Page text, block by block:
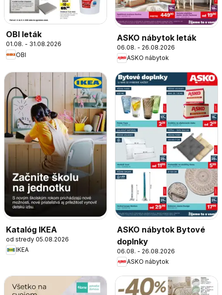
OBI leták
01.08. - 31.08.2026
OBI
ASKO nábytok leták
06.08. - 26.08.2026
ASKO nábytok
Katalóg IKEA
od stredy 05.08.2026
IKEA
ASKO nábytok Bytové
doplnky
06.08. - 26.08.2026
ASKO nábytok